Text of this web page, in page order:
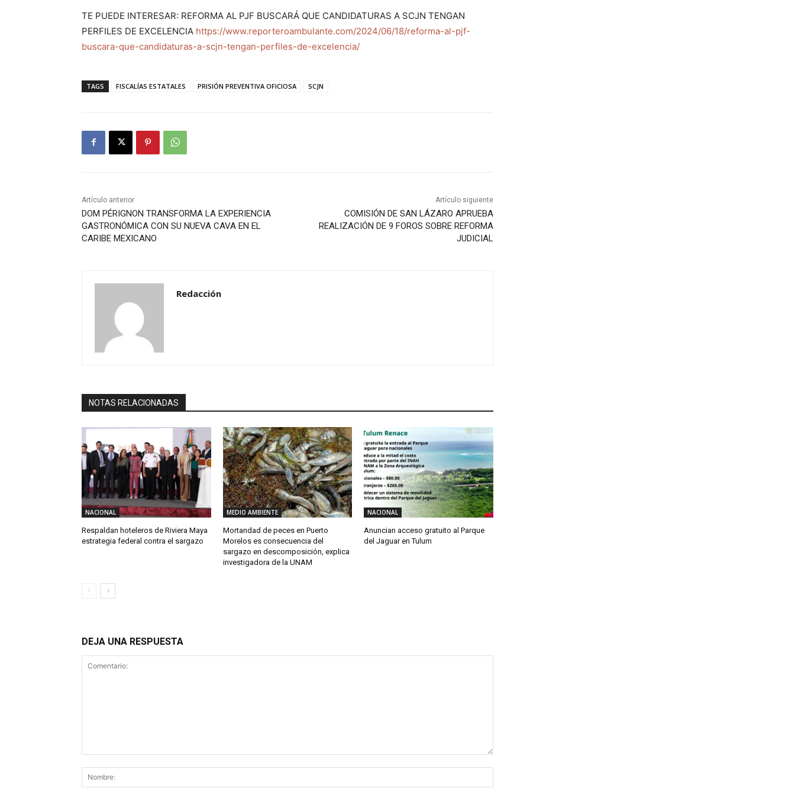
TE PUEDE INTERESAR: REFORMA AL PJF BUSCARÁ QUE CANDIDATURAS A SCJN TENGAN
PERFILES DE EXCELENCIA https://www.reporteroambulante.com/2024/06/18/reforma-al-pjf-
buscara-que-candidaturas-a-scjn-tengan-perfiles-de-excelencia/
TAGS FISCALÍAS ESTATALES PRISIÓN PREVENTIVA OFICIOSA SCJN
Artículo anterior
DOM PÉRIGNON TRANSFORMA LA EXPERIENCIA
GASTRONÓMICA CON SU NUEVA CAVA EN EL
CARIBE MEXICANO
Artículo siguiente
COMISIÓN DE SAN LÁZARO APRUEBA
REALIZACIÓN DE 9 FOROS SOBRE REFORMA
JUDICIAL
Redacción
NOTAS RELACIONADAS
NACIONAL
Respaldan hoteleros de Riviera Maya
estrategia federal contra el sargazo
MEDIO AMBIENTE
Mortandad de peces en Puerto
Morelos es consecuencia del
sargazo en descomposición, explica
investigadora de la UNAM
NACIONAL
Anuncian acceso gratuito al Parque
del Jaguar en Tulum
DEJA UNA RESPUESTA